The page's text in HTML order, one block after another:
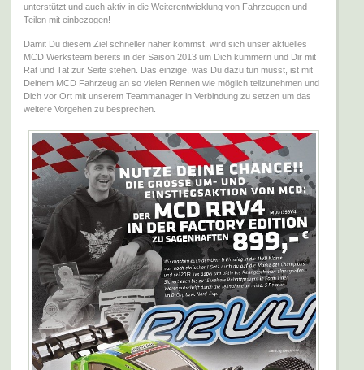
unterstützt und auch aktiv in die Weiterentwicklung von Fahrzeugen und
Teilen mit einbezogen!
Damit Du diesem Ziel schneller näher kommst, wird sich unser aktuelles
MCD Werksteam bereits in der Saison 2013 um Dich kümmern und Dir mit
Rat und Tat zur Seite stehen. Das einzige, was Du dazu tun musst, ist mit
Deinem MCD Fahrzeug an so vielen Rennen wie möglich teilzunehmen und
Dich vor Ort mit unserem Teammanager in Verbindung zu setzen um das
weitere Vorgehen zu besprechen.